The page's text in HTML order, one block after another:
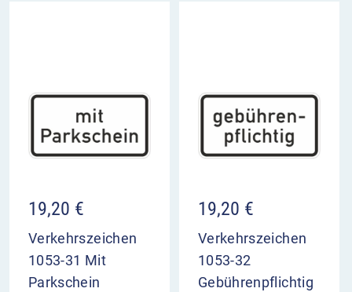
19,20 €
Verkehrszeichen
1053-31 Mit
Parkschein
19,20 €
Verkehrszeichen
1053-32
Gebührenpflichtig